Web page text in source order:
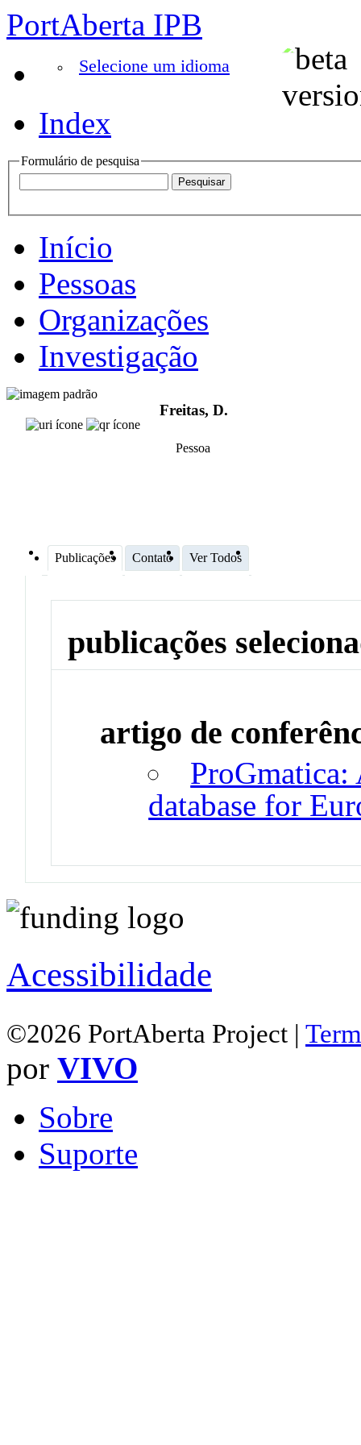
PortAberta IPB
Selecione um idioma
Index
Formulário de pesquisa
Início
Pessoas
Organizações
Investigação
Freitas, D.
Pessoa
Publicações Contato Ver Todos
publicações
artigo de
ProGmatica:
database for
Acessibilidade
©2026 PortAberta Project |
por VIVO
Sobre
Suporte